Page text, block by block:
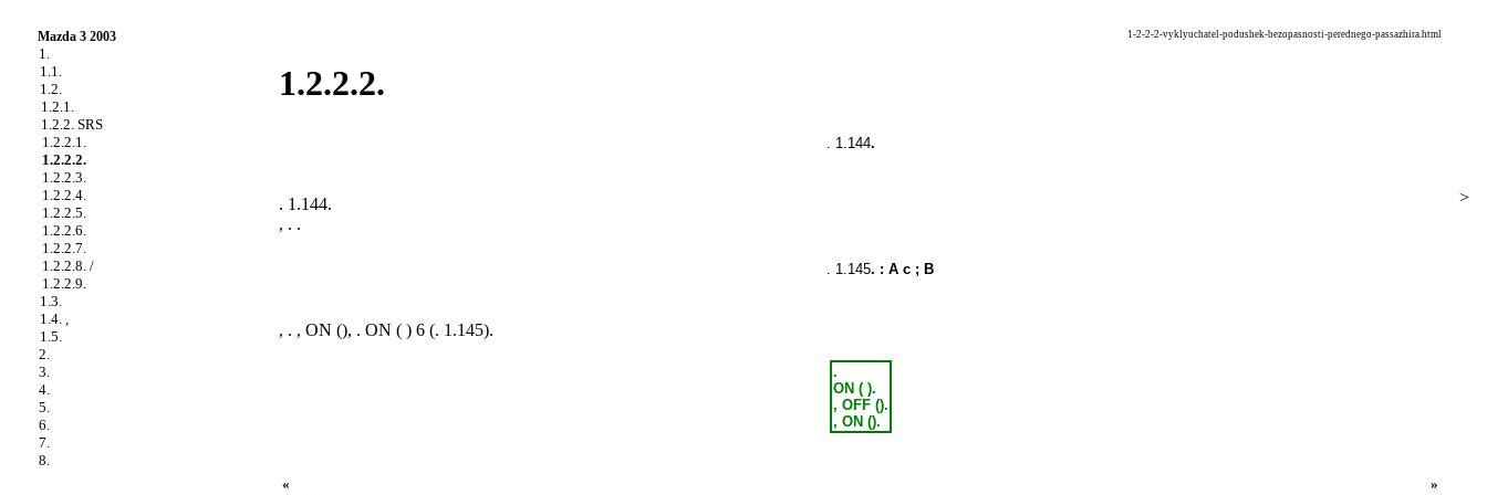
Mazda 3 2003
1.
1.1.
1.2.
1.2.1.
1.2.2. SRS
1.2.2.1.
1.2.2.2.
1.2.2.3.
1.2.2.4.
1.2.2.5.
1.2.2.6.
1.2.2.7.
1.2.2.8. /
1.2.2.9.
1.3.
1.4. ,
1.5.
2.
3.
4.
5.
6.
7.
8.
1-2-2-2-vyklyuchatel-podushek-bezopasnosti-perednego-passazhira.html
1.2.2.2.
. 1.144.
. 1.144.
, . .
. 1.145. : A c ; B
, . , ON (), . ON ( ) 6 (. 1.145).
.
ON ( ).
, OFF ().
, ON ().
«
»
>